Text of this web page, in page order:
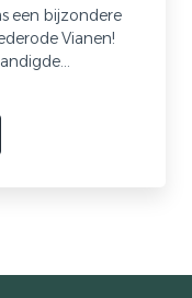
een bijzondere
Vianen!